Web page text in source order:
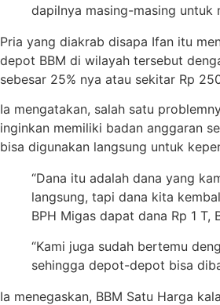
dapilnya masing-masing untuk
Pria yang diakrab disapa Ifan itu
depot BBM di wilayah tersebut
sebesar 25% nya atau sekitar Rp
Ia mengatakan, salah satu
inginkan memiliki badan anggaran
bisa digunakan langsung untuk
“Dana itu adalah dana yang
langsung, tapi dana kita
BPH Migas dapat dana Rp 1 T,
“Kami juga sudah bertemu
sehingga depot-depot bisa
Ia menegaskan, BBM Satu Harga